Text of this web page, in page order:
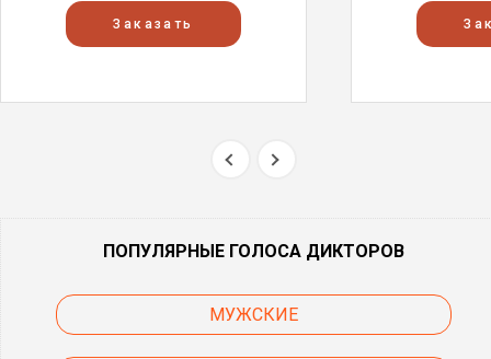
Заказать
ПОПУЛЯРНЫЕ ГОЛОСА ДИКТОРОВ
МУЖСКИЕ